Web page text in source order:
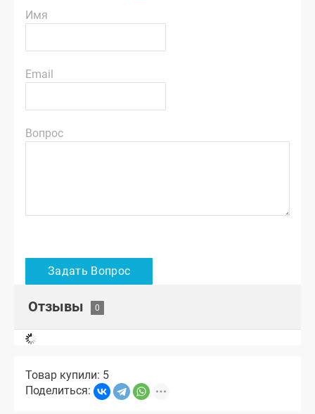
Имя
Email
Вопрос
Отзывы
Товар купили: 5
Поделиться: